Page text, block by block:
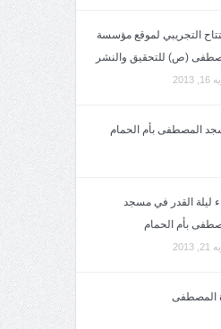
التجريبي لموقع مؤسسة
(ص) للتحقيق والنشر
المصطفى بأم الحمام
ليلة القدر في مسجد
بأم الحمام
المصطفى